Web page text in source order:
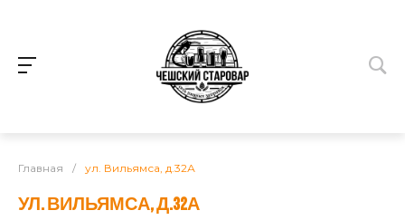
Главная / ул. Вильямса, д.32А
УЛ. ВИЛЬЯМСА, Д.32А